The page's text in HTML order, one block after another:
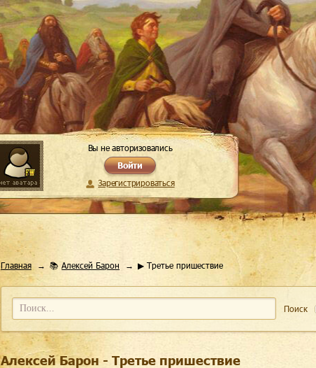
Вы не авторизовались
Войти
Зарегистрироваться
Главная 📚 Алексей Барон ▶ Третье пришествие
Поиск
Алексей Барон - Третье пришествие